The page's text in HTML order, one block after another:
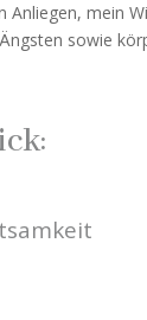
mein
sowie